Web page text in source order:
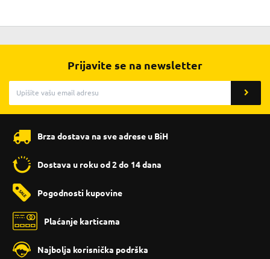
Prijavite se na newsletter
Brza dostava na sve adrese u BiH
Dostava u roku od 2 do 14 dana
Pogodnosti kupovine
Plaćanje karticama
Najbolja korisnička podrška